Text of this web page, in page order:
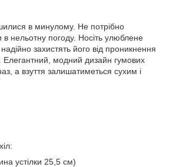
в минулому. Не потрібно
в нельотну погоду. Носіть улюблене
надійно захистять його від проникнення
Елегантний, модний дизайн гумових
а взуття залишатиметься сухим і
устілки 25,5 см)